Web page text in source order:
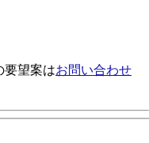
要望案はお問い合わせ